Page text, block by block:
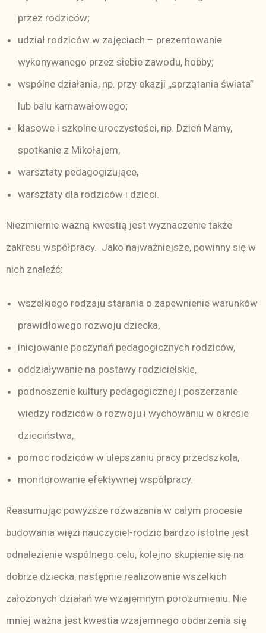
przez rodziców;
udział rodziców w zajęciach – prezentowanie
wykonywanego przez siebie zawodu, hobby;
wspólne działania, np. przy okazji ,,sprzątania świata”
lub balu karnawałowego;
klasowe i szkolne uroczystości, np. Dzień Mamy,
spotkanie z Mikołajem,
warsztaty pedagogizujące,
warsztaty dla rodziców i dzieci.
Niezmiernie ważną kwestią jest wyznaczenie także
zakresu współpracy. Jako najważniejsze, powinny się w
nich znaleźć:
wszelkiego rodzaju starania o zapewnienie warunków
prawidłowego rozwoju dziecka,
inicjowanie poczynań pedagogicznych rodziców,
oddziaływanie na postawy rodzicielskie,
podnoszenie kultury pedagogicznej i poszerzanie
wiedzy rodziców o rozwoju i wychowaniu w okresie
dzieciństwa,
pomoc rodziców w ulepszaniu pracy przedszkola,
monitorowanie efektywnej współpracy.
Reasumując powyższe rozważania w całym procesie
budowania więzi nauczyciel-rodzic bardzo istotne jest
odnalezienie wspólnego celu, kolejno skupienie się na
dobrze dziecka, następnie realizowanie wszelkich
założonych działań we wzajemnym porozumieniu. Nie
mniej ważna jest kwestia wzajemnego obdarzenia się